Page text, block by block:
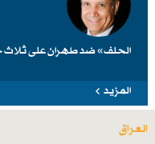
الحلف» ضد طهرانَ على
المزيد
العراق